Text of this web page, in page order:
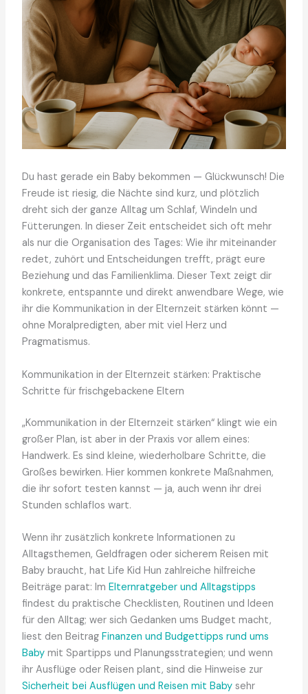
Du hast gerade ein Baby bekommen — Glückwunsch! Die
Freude ist riesig, die Nächte sind kurz, und plötzlich
dreht sich der ganze Alltag um Schlaf, Windeln und
Fütterungen. In dieser Zeit entscheidet sich oft mehr
als nur die Organisation des Tages: Wie ihr miteinander
redet, zuhört und Entscheidungen trefft, prägt eure
Beziehung und das Familienklima. Dieser Text zeigt dir
konkrete, entspannte und direkt anwendbare Wege, wie
ihr die Kommunikation in der Elternzeit stärken könnt —
ohne Moralpredigten, aber mit viel Herz und
Pragmatismus.
Kommunikation in der Elternzeit stärken: Praktische
Schritte für frischgebackene Eltern
„Kommunikation in der Elternzeit stärken“ klingt wie ein
großer Plan, ist aber in der Praxis vor allem eines:
Handwerk. Es sind kleine, wiederholbare Schritte, die
Großes bewirken. Hier kommen konkrete Maßnahmen,
die ihr sofort testen kannst — ja, auch wenn ihr drei
Stunden schlaflos wart.
Wenn ihr zusätzlich konkrete Informationen zu
Alltagsthemen, Geldfragen oder sicherem Reisen mit
Baby braucht, hat Life Kid Hun zahlreiche hilfreiche
Beiträge parat: Im Elternratgeber und Alltagstipps
findest du praktische Checklisten, Routinen und Ideen
für den Alltag; wer sich Gedanken ums Budget macht,
liest den Beitrag Finanzen und Budgettipps rund ums
Babymit Spartipps und Planungsstrategien; und wenn
ihr Ausflüge oder Reisen plant, sind die Hinweise zur
Sicherheit bei Ausflügen und Reisen mit Babysehr